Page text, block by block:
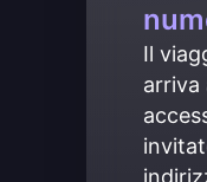
Il
arriva